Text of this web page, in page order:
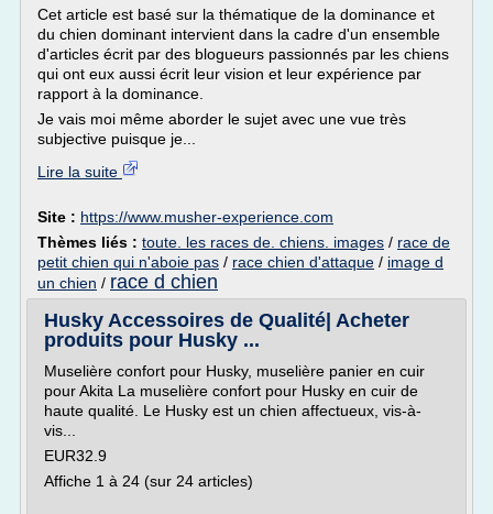
Cet article est basé sur la thématique de la dominance et
du chien dominant intervient dans la cadre d'un ensemble
d'articles écrit par des blogueurs passionnés par les chiens
qui ont eux aussi écrit leur vision et leur expérience par
rapport à la dominance.
Je vais moi même aborder le sujet avec une vue très
subjective puisque je...
Lire la suite
Site : https://www.musher-experience.com
Thèmes liés : toute. les races de. chiens. images / race de
petit chien qui n'aboie pas / race chien d'attaque / image d
un chien / race d chien
Husky Accessoires de Qualité| Acheter
produits pour Husky ...
Muselière confort pour Husky, muselière panier en cuir
pour Akita La muselière confort pour Husky en cuir de
haute qualité. Le Husky est un chien affectueux, vis-à-
vis...
EUR32.9
Affiche 1 à 24 (sur 24 articles)